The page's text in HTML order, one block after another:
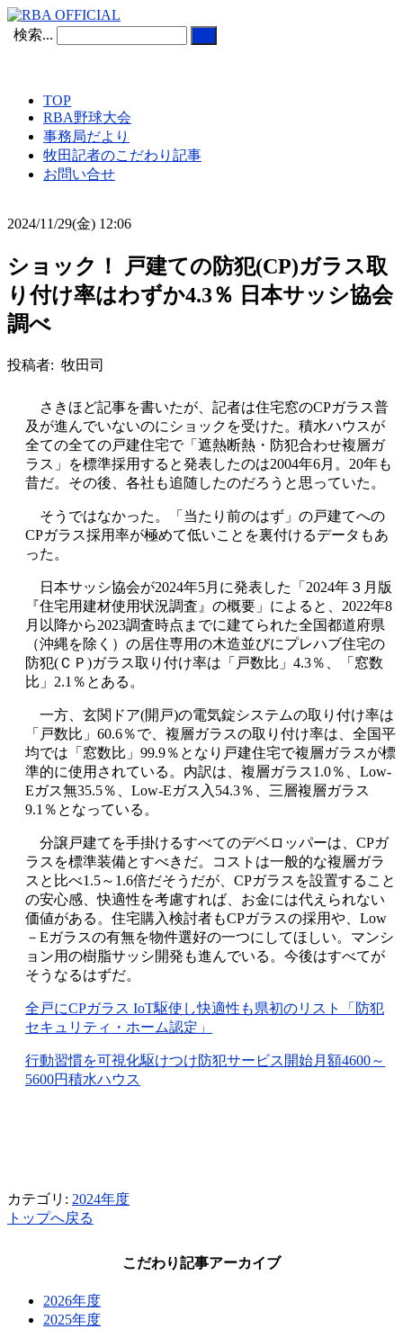
検索...
TOP
RBA野球大会
事務局だより
牧田記者のこだわり記事
お問い合せ
2024/11/29(金) 12:06
ショック！ 戸建ての防犯(CP)ガラス取
り付け率はわずか4.3％ 日本サッシ協会
調べ
投稿者: 牧田司
さきほど記事を書いたが、記者は住宅窓のCPガラス普
及が進んでいないのにショックを受けた。積水ハウスが
全ての全ての戸建住宅で「遮熱断熱・防犯合わせ複層ガ
ラス」を標準採用すると発表したのは2004年6月。20年も
昔だ。その後、各社も追随したのだろうと思っていた。
そうではなかった。「当たり前のはず」の戸建てへの
CPガラス採用率が極めて低いことを裏付けるデータもあ
った。
日本サッシ協会が2024年5月に発表した「2024年３月版
『住宅用建材使用状況調査』の概要」によると、2022年8
月以降から2023調査時点までに建てられた全国都道府県
（沖縄を除く）の居住専用の木造並びにプレハブ住宅の
防犯(ＣＰ)ガラス取り付け率は「戸数比」4.3％、「窓数
比」2.1％とある。
一方、玄関ドア(開戸)の電気錠システムの取り付け率は
「戸数比」60.6％で、複層ガラスの取り付け率は、全国平
均では「窓数比」99.9％となり戸建住宅で複層ガラスが標
準的に使用されている。内訳は、複層ガラス1.0％、Low-
Eガス無35.5％、Low-Eガス入54.3％、三層複層ガラス
9.1％となっている。
分譲戸建てを手掛けるすべてのデベロッパーは、CPガ
ラスを標準装備とすべきだ。コストは一般的な複層ガラ
スと比べ1.5～1.6倍だそうだが、CPガラスを設置すること
の安心感、快適性を考慮すれば、お金には代えられない
価値がある。住宅購入検討者もCPガラスの採用や、Low
－Eガラスの有無を物件選好の一つにしてほしい。マンシ
ョン用の樹脂サッシ開発も進んでいる。今後はすべてが
そうなるはずだ。
全戸にCPガラス IoT駆使し快適性も県初のリスト「防犯
セキュリティ・ホーム認定」
行動習慣を可視化駆けつけ防犯サービス開始月額4600～
5600円積水ハウス
カテゴリ: 2024年度
トップへ戻る
こだわり記事アーカイブ
2026年度
2025年度